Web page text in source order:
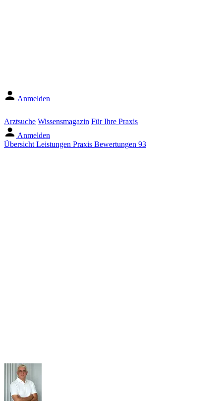
Anmelden
Arztsuche Wissensmagazin Für Ihre Praxis
Anmelden
Übersicht Leistungen Praxis Bewertungen 93